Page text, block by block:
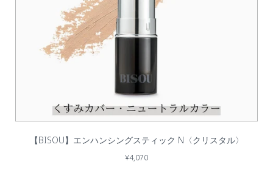
【BISOU】エンハンシングスティック N〈クリスタル〉
¥4,070